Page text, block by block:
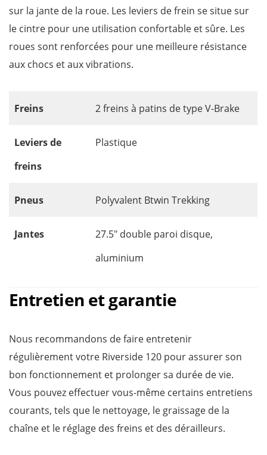
sur la jante de la roue. Les leviers de frein se situe sur
le cintre pour une utilisation confortable et sûre. Les
roues sont renforcées pour une meilleure résistance
aux chocs et aux vibrations.
Freins 2 freins à patins de type V-Brake
Leviersde
freins
Plastique
Pneus Polyvalent Btwin Trekking
Jantes
27.5″ double paroi disque,
aluminium
Entretien et garantie
Nous recommandons de faire entretenir
régulièrement votre Riverside 120 pour assurer son
bon fonctionnement et prolonger sa durée de vie.
Vous pouvez effectuer vous-même certains entretiens
courants, tels que le nettoyage, le graissage de la
chaîne et le réglage des freins et des dérailleurs.